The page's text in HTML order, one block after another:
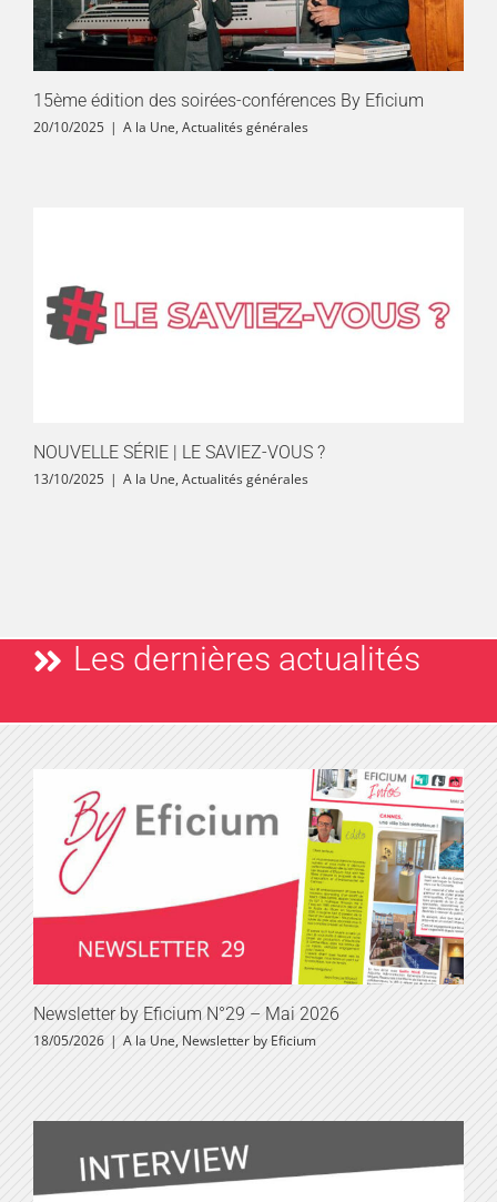
15ème édition des soirées-conférences By Eficium
20/10/2025 | A la Une, Actualités générales
NOUVELLE SÉRIE | LE SAVIEZ-VOUS ?
13/10/2025 | A la Une, Actualités générales
Les dernières actualités
Newsletter by Eficium N°29 – Mai 2026
18/05/2026 | A la Une, Newsletter by Eficium